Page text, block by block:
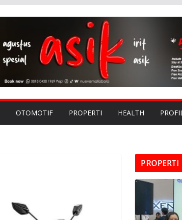
OTOMOTIF PROPERTI HEALTH PROFIL
PROPERTI